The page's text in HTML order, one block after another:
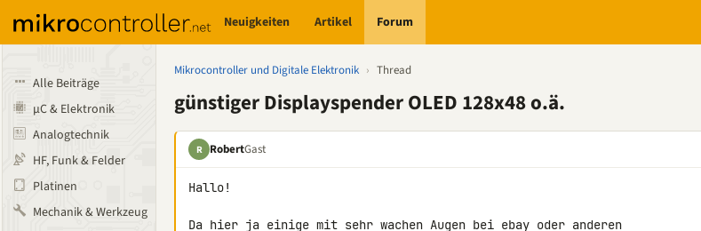
Neuigkeiten Artikel Forum
Alle Beiträge
µC & Elektronik
Analogtechnik
HF, Funk & Felder
Platinen
Mechanik & Werkzeug
Mikrocontroller und Digitale Elektronik › Thread
günstiger Displayspender OLED 128x48 o.ä.
R RobertGast
Hallo!
Da hier ja einige mit sehr wachen Augen bei ebay oder anderen